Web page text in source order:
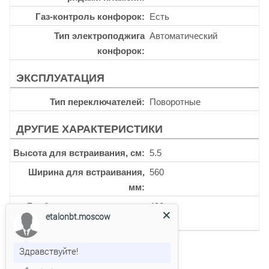
Газ-контроль конфорок
Есть
Тип электроподжига
конфорок
Автоматический
ЭКСПЛУАТАЦИЯ
Тип переключателей Поворотные
ДРУГИЕ ХАРАКТЕРИСТИКИ
Высота для встраивания, см
5.5
Ширина для встраивания,
мм
560
Глубина для встраивания, 492
etalonbt.moscow
Здравствуйте!